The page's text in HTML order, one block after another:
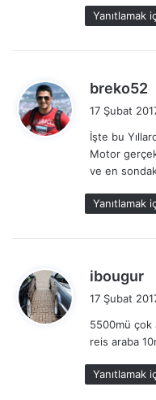
i
:
Yanıtlamak
breko52
e
i
k
i
:
17 Şubat
İşte bu
Motor
ve en
Yanıtlamak
ibougur
e
i
k
i
:
17 Şubat
5500mü çok
reis araba
Yanıtlamak